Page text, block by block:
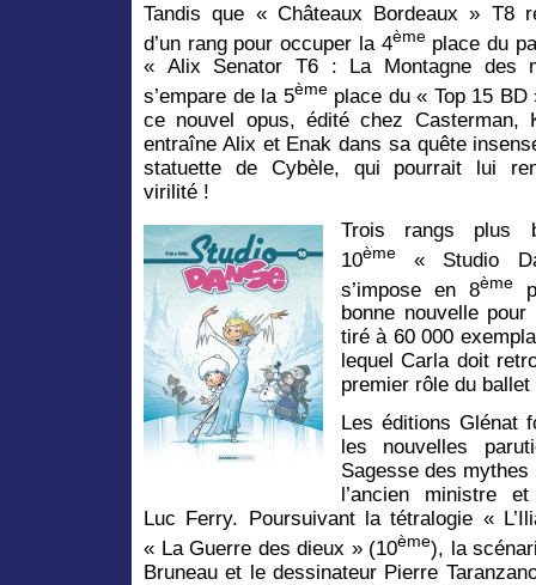
Tandis que « Châteaux Bordeaux » T8
d’un rang pour occuper la 4èmeplace du
« Alix Senator T6 : La Montagne des
s’empare de la 5èmeplace du « Top 15 BD
ce nouvel opus, édité chez Casterman,
entraîne Alix et Enak dans sa quête
statuette de Cybèle, qui pourrait lui
virilité !
Trois rangs plus
10ème « Studio
s’impose en 8ème
bonne nouvelle
tiré à 60 000
lequel Carla doit
premier rôle du ballet
Les éditions Glénat
les nouvelles
Sagesse des
l’ancien ministre
Luc Ferry. Poursuivant la tétralogie «
« La Guerre des dieux » (10ème), la
Bruneau et le dessinateur Pierre